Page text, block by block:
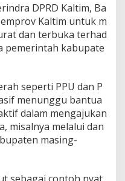
DPRD Kaltim, Ba
Kaltim untuk m
dan terbuka terhad
pemerintah kabupate
seperti PPU dan P
menunggu bantua
dalam mengajukan
misalnya melalui dan
masing-